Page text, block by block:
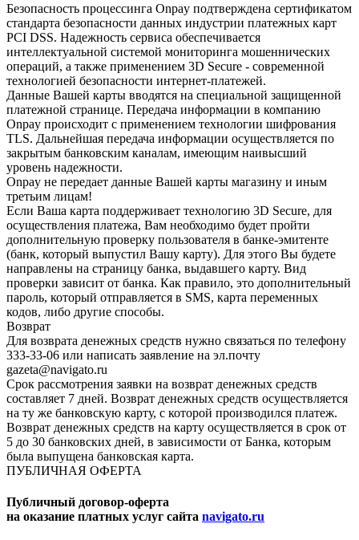
Безопасность процессинга Onpay подтверждена сертификатом
стандарта безопасности данных индустрии платежных карт
PCI DSS. Надежность сервиса обеспечивается
интеллектуальной системой мониторинга мошеннических
операций, а также применением 3D Secure - современной
технологией безопасности интернет-платежей.
Данные Вашей карты вводятся на специальной защищенной
платежной странице. Передача информации в компанию
Onpay происходит с применением технологии шифрования
TLS. Дальнейшая передача информации осуществляется по
закрытым банковским каналам, имеющим наивысший
уровень надежности.
Onpay не передает данные Вашей карты магазину и иным
третьим лицам!
Если Ваша карта поддерживает технологию 3D Secure, для
осуществления платежа, Вам необходимо будет пройти
дополнительную проверку пользователя в банке-эмитенте
(банк, который выпустил Вашу карту). Для этого Вы будете
направлены на страницу банка, выдавшего карту. Вид
проверки зависит от банка. Как правило, это дополнительный
пароль, который отправляется в SMS, карта переменных
кодов, либо другие способы.
Возврат
Для возврата денежных средств нужно связаться по телефону
333-33-06 или написать заявление на эл.почту
gazeta@navigato.ru
Срок рассмотрения заявки на возврат денежных средств
составляет 7 дней. Возврат денежных средств осуществляется
на ту же банковскую карту, с которой производился платеж.
Возврат денежных средств на карту осуществляется в срок от
5 до 30 банковских дней, в зависимости от Банка, которым
была выпущена банковская карта.
ПУБЛИЧНАЯ ОФЕРТА
Публичный договор-оферта
на оказание платных услуг сайта navigato.ru